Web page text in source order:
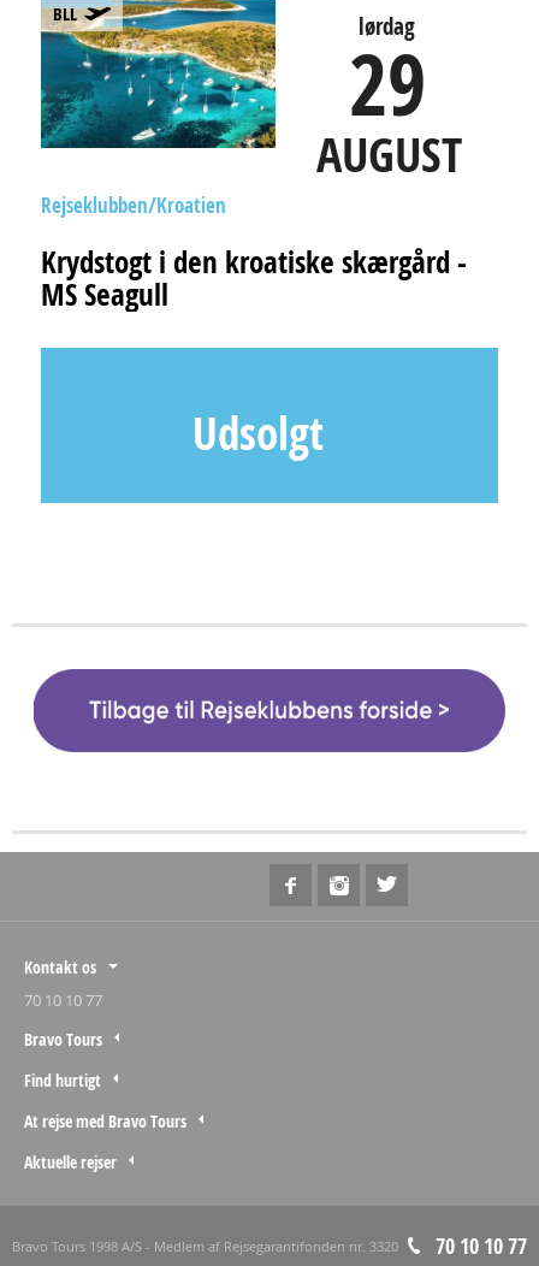
BLL lørdag
29
AUGUST
Rejseklubben Kroatien
Krydstogt i den kroatiske skærgård -
MS Seagull
Udsolgt
Kontakt os
70 10 10 77
Bravo Tours
Find hurtigt
At rejse med Bravo Tours
Aktuelle rejser
Bravo Tours 1998 A/S - Medlem af Rejsegarantifonden nr. 3320 70 10 10 77